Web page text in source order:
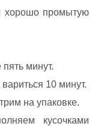
хорошо промытую
минут.
10 минут.
на упаковке.
кусочками